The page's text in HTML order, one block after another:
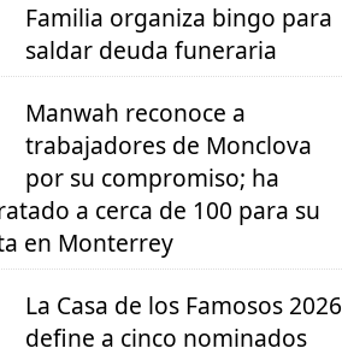
Familia organiza bingo para
saldar deuda funeraria
Manwah reconoce a
trabajadores de Monclova
por su compromiso; ha
a cerca de 100 para su
en Monterrey
La Casa de los Famosos 2026
define a cinco nominados